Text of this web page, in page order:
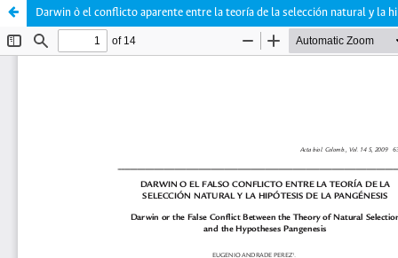
Darwin ò el conflicto aparente entre la teoría de la selección natural y la